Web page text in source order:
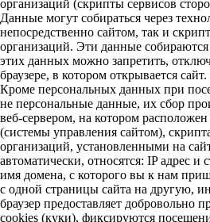
организаций (скрипты сервисов
Данные могут собираться через
непосредственно сайтом, так и
организаций. Эти данные
этих данных можно запретить,
браузере, в котором открывается
Кроме персональных данных при
не персональные данные, их сбор
веб-сервером, на котором
(системы управления сайтом),
организаций, установленными на
автоматически, относятся: IP адрес и
имя домена, с которого вы к нам
с одной страницы сайта на другую,
браузер предоставляет добровольно
cookies (куки), фиксируются